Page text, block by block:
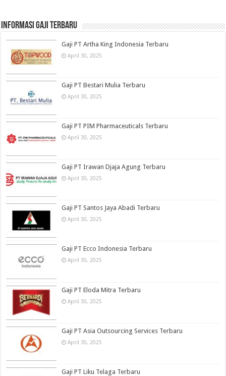
informasi gaji terbaru
Gaji PT Artha King Indonesia Terbaru
April 30, 2025
Gaji PT Bestari Mulia Terbaru
April 30, 2025
Gaji PT PIM Pharmaceuticals Terbaru
April 30, 2025
Gaji PT Irawan Djaja Agung Terbaru
April 30, 2025
Gaji PT Santos Jaya Abadi Terbaru
April 30, 2025
Gaji PT Ecco Indonesia Terbaru
April 30, 2025
Gaji PT Eloda Mitra Terbaru
April 30, 2025
Gaji PT Asia Outsourcing Services Terbaru
April 30, 2025
Gaji PT Liku Telaga Terbaru